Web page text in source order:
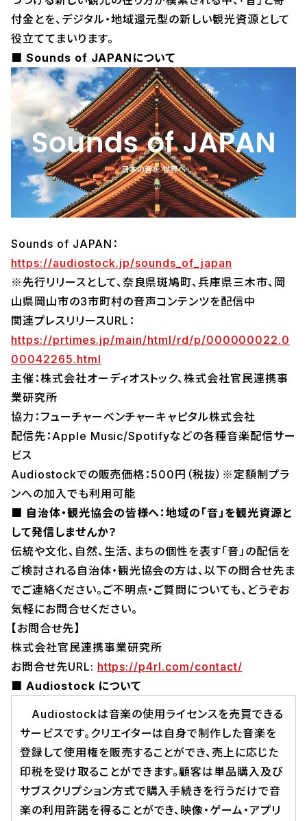
付金とを、デジタル・地域還元型の新しい観光資源として
役立ててまいります。
■ Sounds of JAPANについて
Sounds of JAPAN：
https://audiostock.jp/sounds_of_japan
※先行リリースとして、奈良県斑鳩町、兵庫県三木市、岡
山県岡山市の3市町村の音声コンテンツを配信中
関連プレスリリースURL：
https://prtimes.jp/main/html/rd/p/000000022.0
00042265.html
主催：株式会社オーディオストック、株式会社官民連携事
業研究所
協力：フューチャーベンチャーキャピタル株式会社
配信先：Apple Music/Spotifyなどの各種音楽配信サー
ビス
Audiostockでの販売価格：500円（税抜）※定額制プラ
ンへの加入でも利用可能
■ 自治体・観光協会の皆様へ：地域の「音」を観光資源と
して発信しませんか？
伝統や文化、自然、生活、まちの個性を表す「音」の配信を
ご検討される自治体・観光協会の方は、以下の問合せ先ま
でご連絡ください。ご不明点・ご質問についても、どうぞお
気軽にお問合せください。
【お問合せ先】
株式会社官民連携事業研究所
お問合せ先URL: https://p4rl.com/contact/
■ Audiostock について
Audiostockは音楽の使用ライセンスを売買できる
サービスです。クリエイターは自身で制作した音楽を
登録して使用権を販売することができ、売上に応じた
印税を受け取ることができます。顧客は単品購入及び
サブスクリプション方式で購入手続きを行うだけで音
楽の利用許諾を得ることができ、映像・ゲーム・アプリ